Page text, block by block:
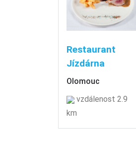
Restaurant
Jízdárna
Olomouc
vzdálenost 2.9
km